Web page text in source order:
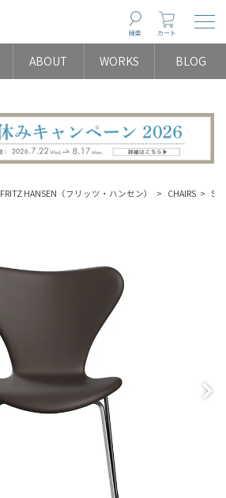
検索 カート
ABOUT WORKS BLOG
FRITZ HANSEN（フリッツ・ハンセン） CHAIRS